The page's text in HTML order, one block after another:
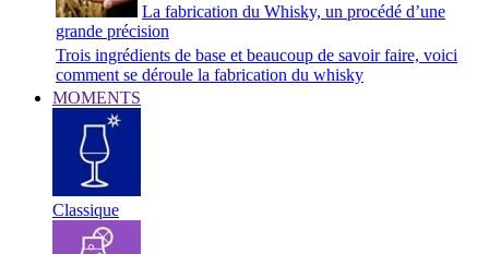
La fabrication du Whisky, un procédé d’une
grande précision
Trois ingrédients de base et beaucoup de savoir faire, voici
comment se déroule la fabrication du whisky
MOMENTS
Classique